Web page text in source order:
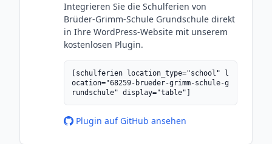
Integrieren Sie die Schulferien von
Brüder-Grimm-Schule Grundschule direkt
in Ihre WordPress-Website mit unserem
kostenlosen Plugin.
[schulferien location_type="school" l
ocation="68259-brueder-grimm-schule-g
rundschule" display="table"]
Plugin auf GitHub ansehen